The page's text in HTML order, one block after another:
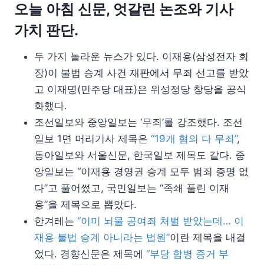
오늘 아침 신문, 엇갈린 논조와 기사
가치 판단.
두 가지 놀라운 뉴스가 있다. 이재용(삼성전자 회
장)이 불법 승계 사건 재판에서 무죄 선고를 받았
고 이재명(민주당 대표)은 위성정당 창당을 공식
화했다.
조선일보와 중앙일보는 ‘무죄’를 강조했다. 조선
일보 1면 머리기사 제목은 “19개 혐의 다 무죄”,
동아일보와 서울신문, 한국일보 제목도 같다. 중
앙일보는 “이재용 경영권 승계 모두 범죄 증명 없
다”고 풀어썼고, 국민일보는 “족쇄 풀린 이재
용”을 제목으로 뽑았다.
한겨레는 “이미 뇌물 공여죄 처벌 받았는데… 이
재용 불법 승계 아니라는 법원”이란 제목을 내걸
었다. 경향신문은 제목에 “부당 합병 증거 부